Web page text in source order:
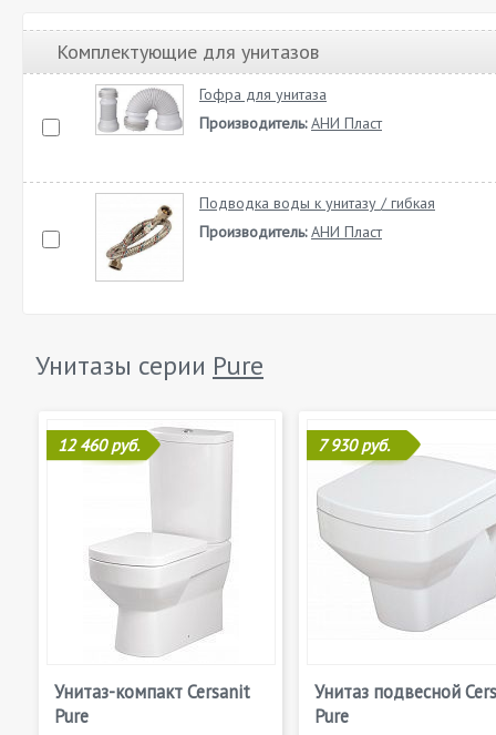
Комплектующие для унитазов
Гофра для унитаза
Производитель: АНИ Пласт
Подводка воды к унитазу / гибкая
Производитель: АНИ Пласт
Унитазы серии Pure
12 460 руб.
Унитаз-компакт Cersanit
Pure
7 930 руб.
Унитаз подвесной
Pure